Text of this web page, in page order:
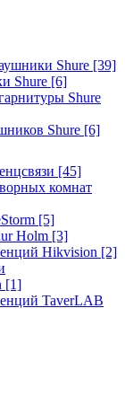
Shure [39]
Shure [6]
Shure
Shure [6]
[45]
комнат
[5]
Holm [3]
Hikvision [2]
[1]
TaverLAB